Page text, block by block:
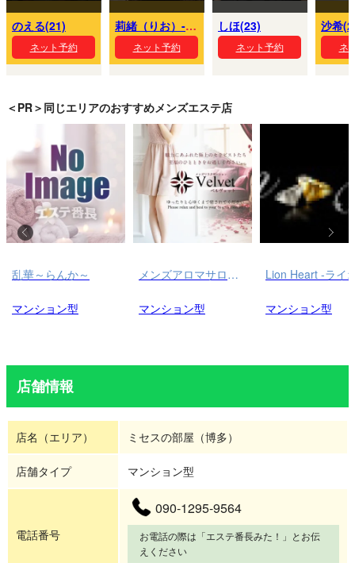
のえる(21)
ネット予約
莉緒（りお）-PLATINA(26)
ネット予約
しほ(23)
ネット予約
沙希
ネ
＜PR＞同じエリアのおすすめメンズエステ店
乱華～らんか～
マンション型
メンズアロマサロン ベルヴェット – Velvet –
マンション型 マンション型
店舗情報
店名（エリア） ミセスの部屋（博多）
店舗タイプ マンション型
電話番号
090-1295-9564
お電話の際は「エステ番長みた！」とお伝
えください